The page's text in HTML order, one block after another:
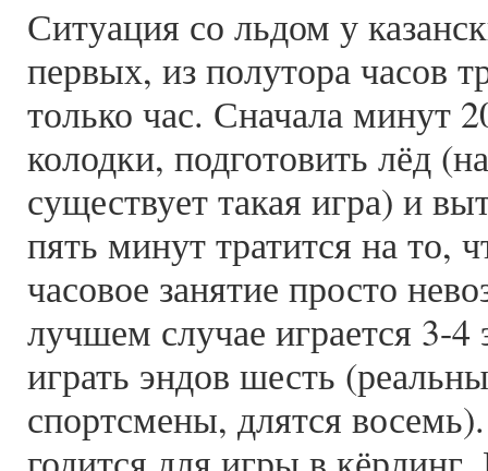
Ситуация со льдом у
первых, из полутора часов
только час. Сначала минут
колодки, подготовить лёд
существует такая игра) и
пять минут тратится на то,
часовое занятие просто
лучшем случае играется 3-
играть эндов шесть
спортсмены, длятся